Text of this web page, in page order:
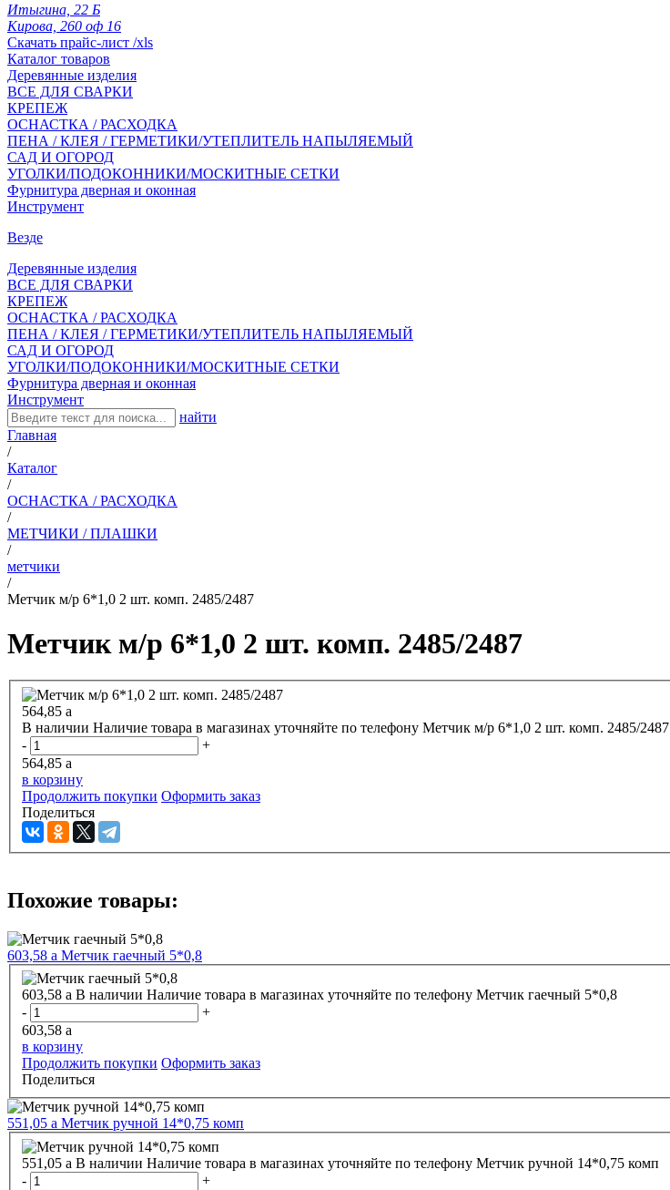
Итыгина, 22 Б
Кирова, 260 оф 16
Скачать прайс-лист /xls
Каталог товаров
Деревянные изделия
ВСЕ ДЛЯ СВАРКИ
КРЕПЕЖ
ОСНАСТКА / РАСХОДКА
ПЕНА / КЛЕЯ / ГЕРМЕТИКИ/УТЕПЛИТЕЛЬ НАПЫЛЯЕМЫЙ
САД И ОГОРОД
УГОЛКИ/ПОДОКОННИКИ/МОСКИТНЫЕ СЕТКИ
Фурнитура дверная и оконная
Инструмент
Везде
Деревянные изделия
ВСЕ ДЛЯ СВАРКИ
КРЕПЕЖ
ОСНАСТКА / РАСХОДКА
ПЕНА / КЛЕЯ / ГЕРМЕТИКИ/УТЕПЛИТЕЛЬ НАПЫЛЯЕМЫЙ
САД И ОГОРОД
УГОЛКИ/ПОДОКОННИКИ/МОСКИТНЫЕ СЕТКИ
Фурнитура дверная и оконная
Инструмент
найти
Главная
/
Каталог
/
ОСНАСТКА / РАСХОДКА
/
МЕТЧИКИ / ПЛАШКИ
/
метчики
/
Метчик м/р 6*1,0 2 шт. комп. 2485/2487
Метчик м/р 6*1,0 2 шт. комп. 2485/2487
564,85 a
В наличии Наличие товара в магазинах уточняйте по телефону
Метчик м/р 6*1,0 2 шт. комп. 2485/2487
-
+
564,85 a
в корзину
Продолжить покупки Оформить заказ
Поделиться
Похожие товары:
603,58 a Метчик гаечный 5*0,8
603,58 a В наличии Наличие товара в магазинах уточняйте по телефону Метчик гаечный 5*0,8
-
+
603,58 a
в корзину
Продолжить покупки Оформить заказ
Поделиться
551,05 a Метчик ручной 14*0,75 комп
551,05 a В наличии Наличие товара в магазинах уточняйте по телефону
Метчик ручной 14*0,75 комп
-
+